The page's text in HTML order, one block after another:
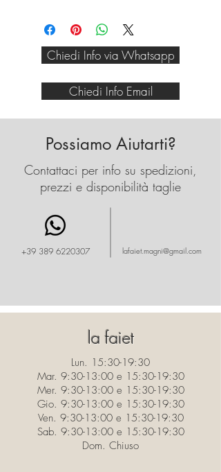
con una maglia e tacco nero,
se vuoi essere davvero
speciale.
Chiedi Info via Whatsapp
Chiedi Info Email
Possiamo Aiutarti?
Contattaci per info su spedizioni,
prezzi e disponibilità taglie
+39 389 6220307 lafaiet.magni@gmail.com
la faiet
Lun. 15:30-19:30
Mar. 9:30-13:00 e 15:30-19:30
Mer. 9:30-13:00 e 15:30-19:30
Gio. 9:30-13:00 e 15:30-19:30
Ven. 9:30-13:00 e 15:30-19:30
Sab. 9:30-13:00 e 15:30-19:30
Dom. Chiuso